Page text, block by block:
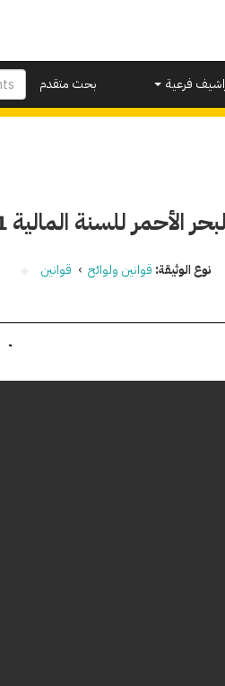
بحث متقدم
فرعية
للسنة المالية 81\1982
نوع الوثيقة: قوانين ولوائح › قوانين